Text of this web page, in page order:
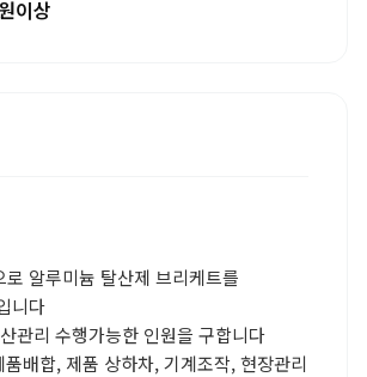
이상
로 알루미늄 탈산제 브리케트를
니다
관리 수행가능한 인원을 구합니다
배합, 제품 상하차, 기계조작, 현장관리